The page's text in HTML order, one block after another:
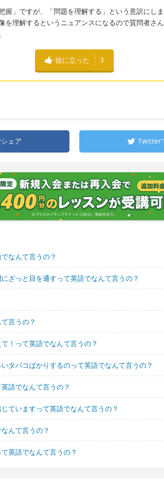
握」ですが、「問題を理解する」という意訳にし
を理解するというニュアンスになるので質問者さ
役に立った 3
シェア Twitter
なんて言うの？
ざっと目を通すって英語でなんて言うの？
言うの？
！って英語でなんて言うの？
タバコばかりするのって英語でなんて言うの？
語でなんて言うの？
ていますって英語でなんて言うの？
んて言うの？
英語でなんて言うの？